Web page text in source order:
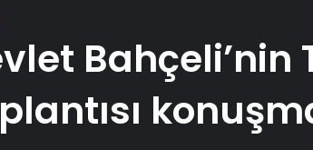
Bahçeli’nin